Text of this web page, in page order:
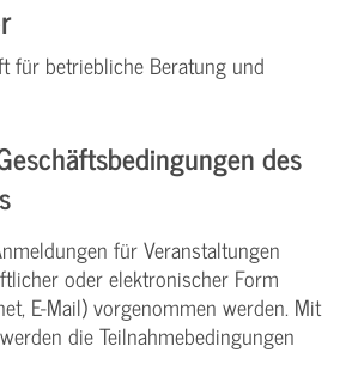
für betriebliche Beratung und
des
für Veranstaltungen
oder elektronischer Form
E-Mail) vorgenommen werden. Mit
die Teilnahme­bedingungen